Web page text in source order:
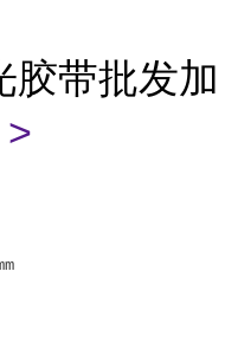
胶带批发加